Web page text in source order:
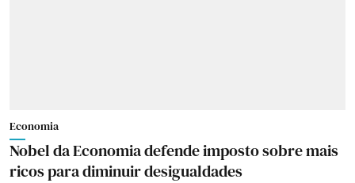
Economia
Nobel da Economia defende imposto sobre mais
ricos para diminuir desigualdades